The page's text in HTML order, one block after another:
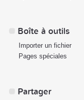
Boîte à outils
Importer un fichier
Pages spéciales
Partager